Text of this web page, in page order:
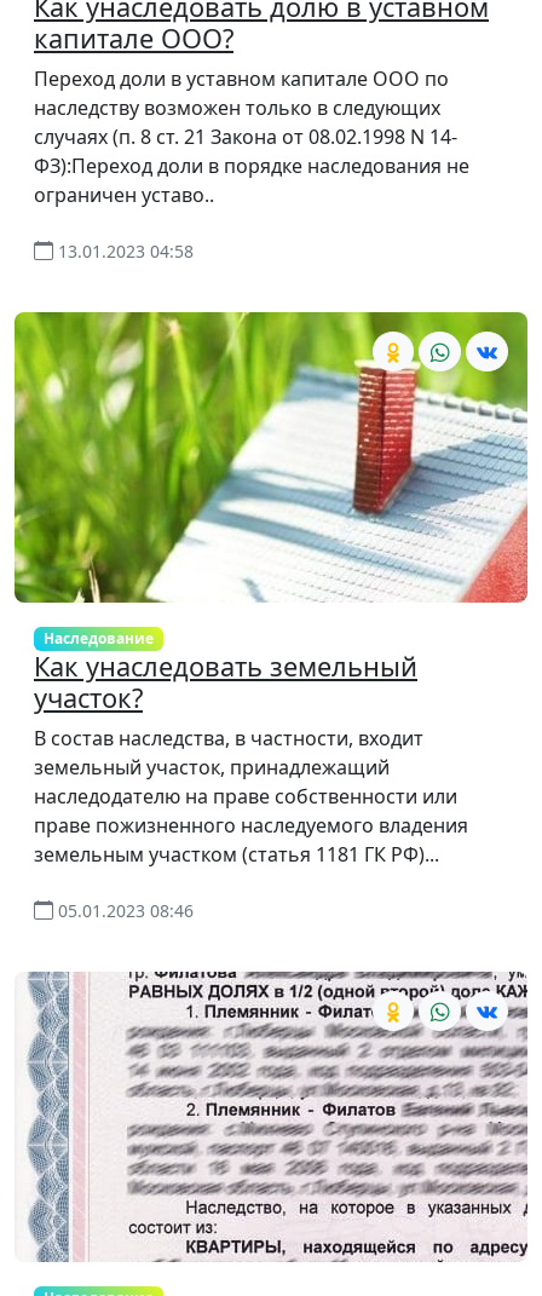
капитале ООО?
Переход доли в уставном капитале ООО по
наследству возможен только в следующих
случаях (п. 8 ст. 21 Закона от 08.02.1998 N 14-
ФЗ):Переход доли в порядке наследования не
ограничен уставо..
13.01.2023 04:58
Наследование
Как унаследовать земельный
участок?
В состав наследства, в частности, входит
земельный участок, принадлежащий
наследодателю на праве собственности или
праве пожизненного наследуемого владения
земельным участком (статья 1181 ГК РФ)...
05.01.2023 08:46